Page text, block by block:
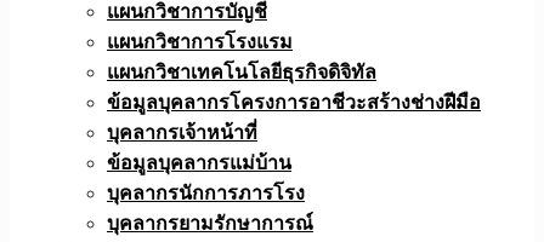
แผนกวิชาการบัญชี
แผนกวิชาการโรงแรม
แผนกวิชาเทคโนโลยีธุรกิจดิจิทัล
ข้อมูลบุคลากรโครงการอาชีวะสร้างช่างฝีมือ
บุคลากรเจ้าหน้าที่
ข้อมูลบุคลากรแม่บ้าน
บุคลากรนักการภารโรง
บุคลากรยามรักษาการณ์